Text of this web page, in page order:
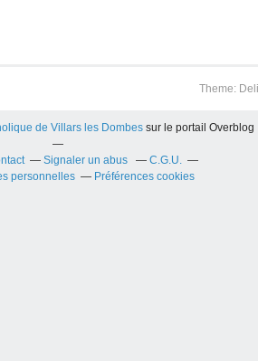
Theme:
de Villars les Dombes sur le portail Overblog
Signaler un abus
C.G.U.
personnelles
Préférences cookies